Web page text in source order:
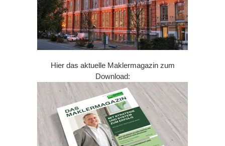
Hier das aktuelle Maklermagazin zum
Download: